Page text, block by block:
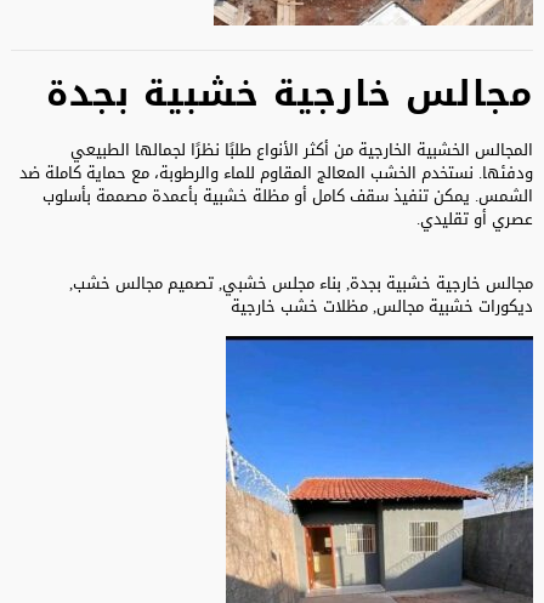
مجالس خارجية خشبية بجدة
المجالس الخشبية الخارجية من أكثر الأنواع طلبًا نظرًا لجمالها الطبيعي
ودفئها. نستخدم الخشب المعالج المقاوم للماء والرطوبة، مع حماية كاملة ضد
الشمس. يمكن تنفيذ سقف كامل أو مظلة خشبية بأعمدة مصممة بأسلوب
عصري أو تقليدي.
مجالس خارجية خشبية بجدة, بناء مجلس خشبي, تصميم مجالس خشب,
ديكورات خشبية مجالس, مظلات خشب خارجية